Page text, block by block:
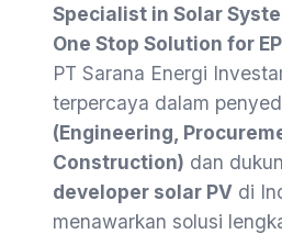
Specialist in Solar
One Stop Solution for
PT Sarana Energi
terpercaya dalam
(Engineering,
Construction) dan
developer solar PV di
menawarkan solusi